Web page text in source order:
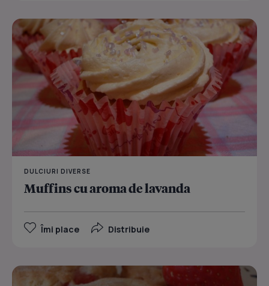
DULCIURI DIVERSE
Muffins cu aroma de lavanda
Îmi place Distribuie